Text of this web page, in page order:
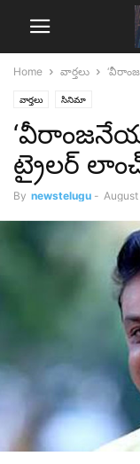
Home వార్తలు
వార్తలు సినిమా
ట్రైలర్
By newstelugu -